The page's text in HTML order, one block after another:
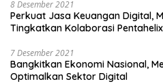
8 Desember 2021
Perkuat Jasa Keuangan Digital,
Tingkatkan Kolaborasi Pentahelix
7 Desember 2021
Bangkitkan Ekonomi Nasional,
Optimalkan Sektor Digital